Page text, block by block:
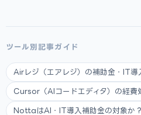
ツール別記事ガイド
Airレジ（エアレジ）の補助金・IT導
Cursor（AIコードエディタ）の経費
NottaはAI・IT導入補助金の対象か